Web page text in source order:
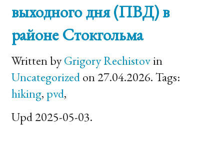
выходного дня (ПВД) в
районе Стокгольма
Written byGrigory Rechistovin
Uncategorizedon 27.04.2026. Tags:
hiking, pvd,
Upd 2025-05-03.